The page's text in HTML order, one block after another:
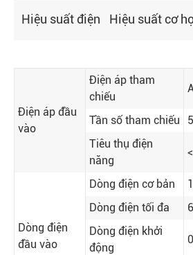
Hiệu suất điện Hiệu suất cơ
Điện áp đầu
vào
Điện áp tham
chiếu
Tần số tham chiếu
Tiêu thụ điện
năng
Dòng điện
đầu vào
Dòng điện cơ bản
Dòng điện tối đa
Dòng điện khởi
động